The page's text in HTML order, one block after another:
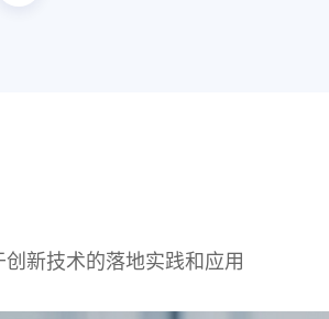
新技术的落地实践和应用